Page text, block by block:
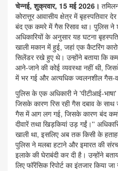
चेन्नई, शुक्रवार, 15 मई 2026।
कोरात्तूर आवासीय क्षेत्र में बृहस्पतिवार
बंद एक कमरे में गैस रिसाव था। पुलिस ने
अधिकारियों के अनुसार यह घटना
खाली मकान में हुई, जहां एक कैटरिंग
सिलेंडर रखे हुए थे। उन्होंने बताया कि
आने-जाने की कोई व्यवस्था नहीं थी,
में भर गई और अत्यधिक ज्वलनशील गैस-
पुलिस के एक अधिकारी ने 'पीटीआई-
जिसके कारण रिस रही गैस दबाव के साथ
गैस में आग लग गई, जिसके कारण बंद
दीवारें तथा खिड़कियां उड़ गईं।''
खाली था, इसलिए अब तक किसी के
पुलिस ने मलबा हटाने और इमारत की
इलाके की घेराबंदी कर दी है। उन्होंने
लिए फॉरेंसिक रिपोर्ट का इंतजार किया जा